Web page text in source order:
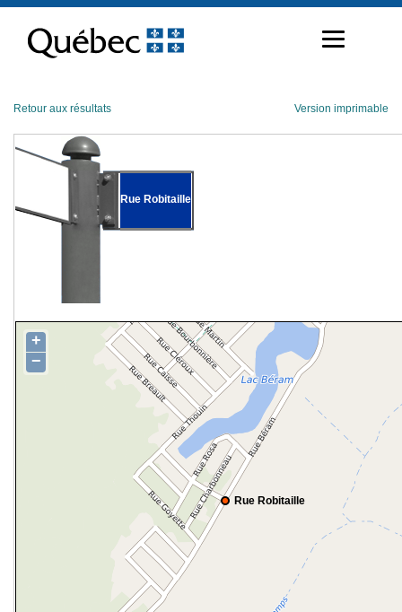
contenu
Retour aux résultats Version imprimable
Rue Robitaille
Rue Robitaille
+
−